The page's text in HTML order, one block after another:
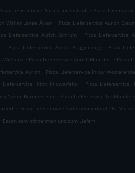
Lieferservice Aurich Innenstadt . Pizza
Waller Lange Äcker . Pizza Lieferservice Aurich Extum
Lieferservice Aurich Schirum . Pizza Lieferservice
. Pizza Lieferservice Aurich Plaggenburg . Pizza
Wiesens . Pizza Lieferservice Aurich Moordorf . Pizza
Aurich . Pizza Lieferservice Ihlow
Lieferservice Ihlow Ihlowerfehn . Pizza Lieferservice
Berumerfehn . Pizza Lieferservice Großheide .
. Pizza Lieferservice Südbrookmerland Ost
. Essen zum mitnehmen und zum Liefern